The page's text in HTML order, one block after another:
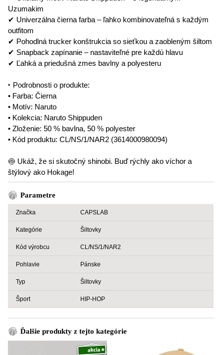
Uzumakim
✔ Univerzálna čierna farba – ľahko kombinovateľná s každým
outfitom
✔ Pohodlná trucker konštrukcia so sieťkou a zaobleným šiltom
✔ Snapback zapínanie – nastaviteľné pre každú hlavu
✔ Ľahká a priedušná zmes bavlny a polyesteru
‣ Podrobnosti o produkte:
• Farba: Čierna
• Motív: Naruto
• Kolekcia: Naruto Shippuden
• Zloženie: 50 % bavlna, 50 % polyester
• Kód produktu: CL/NS/1/NAR2 (3614000980094)
🍥 Ukáž, že si skutočný shinobi. Buď rýchly ako víchor a
štýlový ako Hokage!
Parametre
Značka CAPSLAB
Kategórie Šiltovky
Kód výrobcu CL/NS/1/NAR2
Pohlavie Pánske
Typ Šiltovky
Šport HIP-HOP
Ďalšie produkty z tejto kategórie